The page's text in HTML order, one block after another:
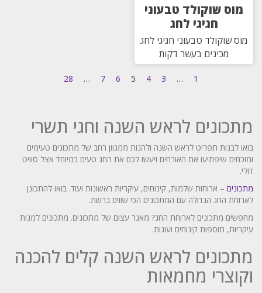
מוס שוקולד טבעוני
חגיגי לחג
מוס שוקולד טבעוני חגיגי לחג
מכינים בעשר דקות
1
…
3
4
5
6
7
…
28
מתכונים לראש השנה וחגי תשרי
בואו לבנות תפריט לראש השנה ולהנות ממגוון רחב של מתכונים טעימים
ומוכחים שיפתיעו את האורחים ויעשו לכם את החג טעים במיוחד אצל סוויט
דולי.
מתכונים – ארוחות שלמות, קינוחים, עיקריות ראשונות ועוד. בואו להתכונן
לארוחת החג הגדולה עם המתכונים הכי שווים ברשת.
מחפשים מתכונים לארוחת החג? מאגר עצום של מתכונים. מתכונים למנות
עיקריות, תוספות קינוחים ועוגות.
מתכונים לראש השנה קלים להכנה
וקוצרי מחמאות